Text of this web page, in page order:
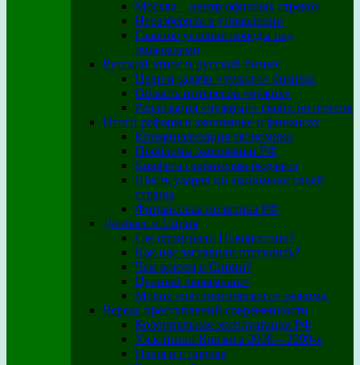
Москва – центр офисных стрекоз
Неразбериха в управлении
Главное условие победы над
либералами
Русский этнос и русский бизнес
Цели и задачи «чужого» бизнеса
Область интересов «чужих»
Реализация «чужими» своих интересов
Итоги реформ в экономике и финансах
Криминализация экономики
Проблемы экономики РФ
Конфета грабителям бюджета
Шесть ударов по экономике своей
страны
Финансовая политика РФ
Донбасс и Сирия
Где проиграли Новороссию?
Как нас заставили отступить?
Чем воюем в Сирии?
Ценный «крымнаш»
Молох «патриотического» режима.
Череда преступлений современности
Колониальная эксплуатация РФ
Участники Кризиса 2008 – 2009-х
Налоги с порока